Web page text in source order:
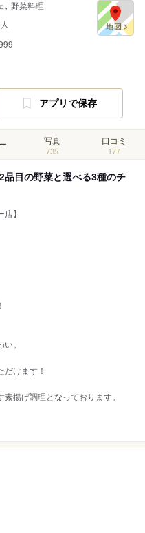
､ 野菜料理
人
アプリで保存
写真
735
口コミ
177
品目の野菜と選べる3種のチ
】
。
けます！
揚げ調理となっております。